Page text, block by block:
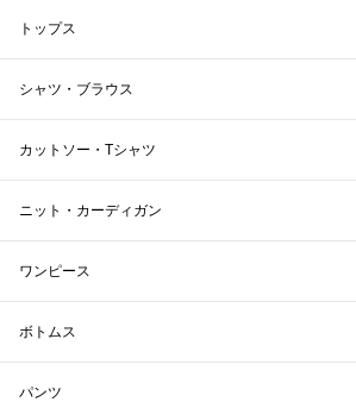
トップス
シャツ・ブラウス
カットソー・Tシャツ
ニット・カーディガン
ワンピース
ボトムス
パンツ